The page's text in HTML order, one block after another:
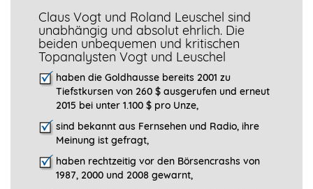
Claus Vogt und Roland Leuschel sind
unabhängig und absolut ehrlich. Die
beiden unbequemen und kritischen
Topanalysten Vogt und Leuschel
haben die Goldhausse bereits 2001 zu
Tiefstkursen von 260 $ ausgerufen und erneut
2015 bei unter 1.100 $ pro Unze,
sind bekannt aus Fernsehen und Radio, ihre
Meinung ist gefragt,
haben rechtzeitig vor den Börsencrashs von
1987, 2000 und 2008 gewarnt,